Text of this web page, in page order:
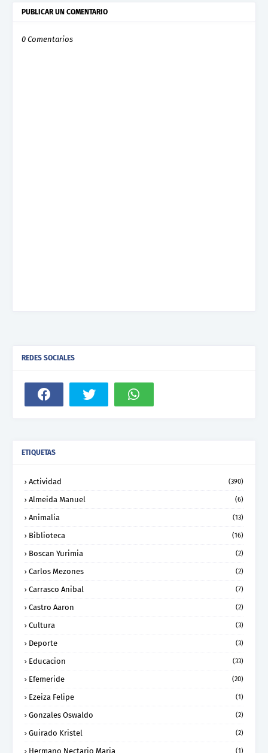
PUBLICAR UN COMENTARIO
0 Comentarios
REDES SOCIALES
ETIQUETAS
Actividad (390)
Almeida Manuel (6)
Animalia (13)
Biblioteca (16)
Boscan Yurimia (2)
Carlos Mezones (2)
Carrasco Anibal (7)
Castro Aaron (2)
Cultura (3)
Deporte (3)
Educacion (33)
Efemeride (20)
Ezeiza Felipe (1)
Gonzales Oswaldo (2)
Guirado Kristel (2)
Hermano Nectario Maria (1)